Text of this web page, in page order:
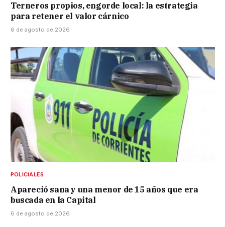
Terneros propios, engorde local: la estrategia
para retener el valor cárnico
6 de agosto de 2026
POLICIALES
Apareció sana y una menor de 15 años que era
buscada en la Capital
6 de agosto de 2026